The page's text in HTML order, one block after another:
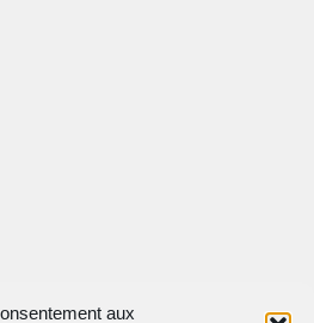
aux